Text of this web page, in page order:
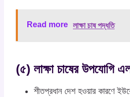
Read more লাক্ষা চাষ পদ্ধতি
(৫) লাক্ষা চাষের উপযোগি
শীতপ্রধান দেশ হওয়ার কারণে